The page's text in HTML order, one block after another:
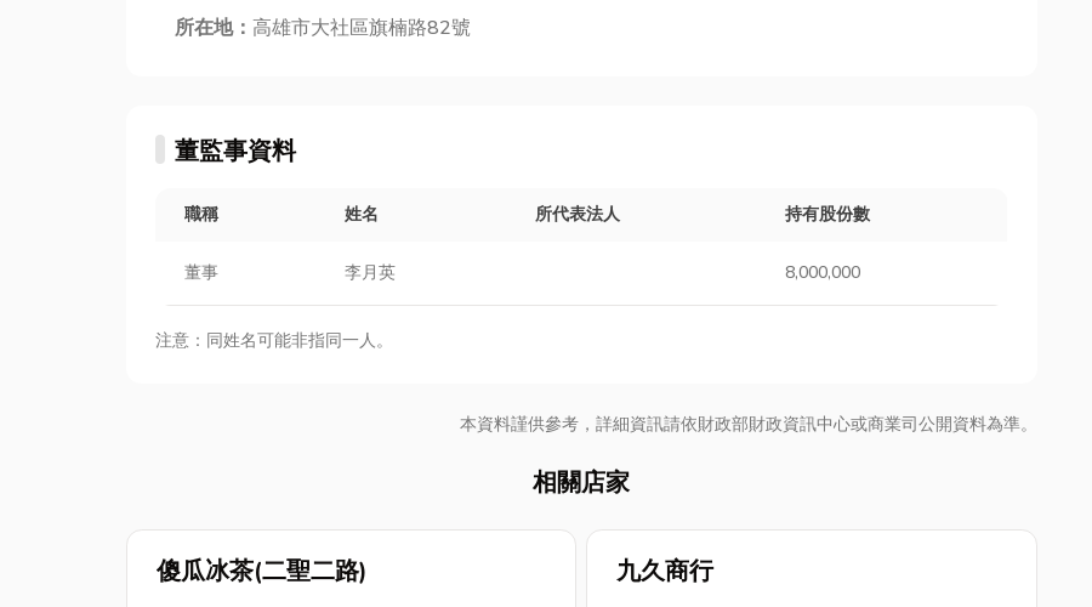
所在地： 高雄市大社區旗楠路82號
董監事資料
職稱 姓名 所代表法人 持有股份數
董事 李月英 8,000,000
注意：同姓名可能非指同一人。
本資料謹供參考，詳細資訊請依財政部財政資訊中心或商業司公開資料為準。
相關店家
傻瓜冰茶(二聖二路) 九久商行